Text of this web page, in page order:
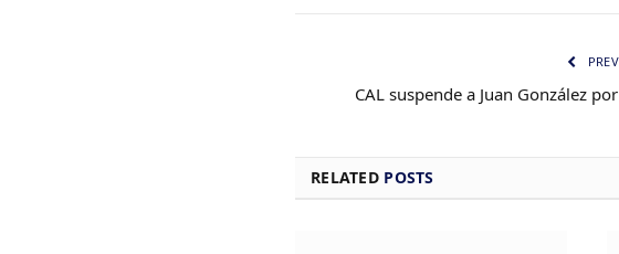
CAL suspende a Juan González
RELATED POSTS